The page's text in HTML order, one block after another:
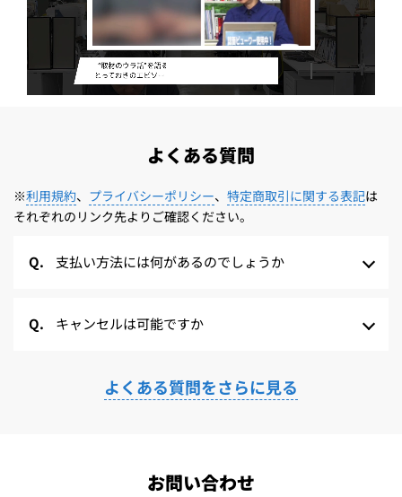
よくある質問
※利用規約、 プライバシーポリシー、 特定商取引に関する表記は
それぞれのリンク先よりご確認ください。
支払い方法には何があるのでしょうか
キャンセルは可能ですか
よくある質問をさらに見る
お問い合わせ